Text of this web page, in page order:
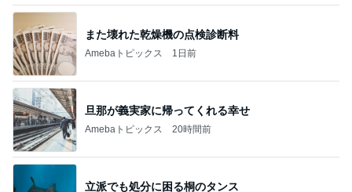
また壊れた乾燥機の点検診断料
Amebaトピックス 1日前
旦那が義実家に帰ってくれる幸せ
Amebaトピックス 20時間前
立派でも処分に困る桐のタンス